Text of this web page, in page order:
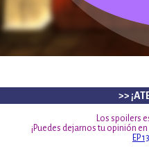
>>
Los spoilers
¡Puedes dejarnos tu opinión
EP